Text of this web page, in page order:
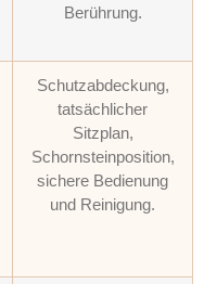
Berührung.
Schutzabdeckung,
tatsächlicher
Sitzplan,
Schornsteinposition,
sichere Bedienung
und Reinigung.